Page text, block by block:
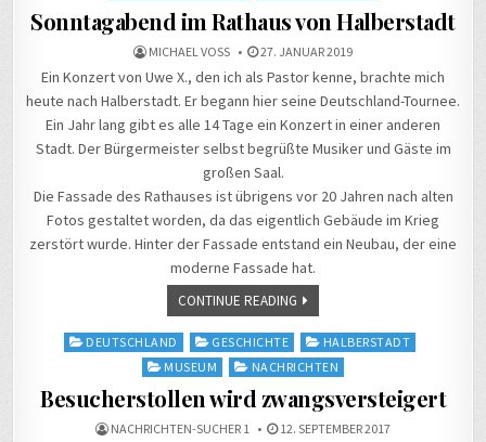
Sonntagabend im Rathaus von Halberstadt
MICHAEL VOSS 27. JANUAR 2019
Ein Konzert von Uwe X., den ich als Pastor kenne, brachte mich
heute nach Halberstadt. Er begann hier seine Deutschland-Tournee.
Ein Jahr lang gibt es alle 14 Tage ein Konzert in einer anderen
Stadt. Der Bürgermeister selbst begrüßte Musiker und Gäste im
großen Saal.
Die Fassade des Rathauses ist übrigens vor 20 Jahren nach alten
Fotos gestaltet worden, da das eigentlich Gebäude im Krieg
zerstört wurde. Hinter der Fassade entstand ein Neubau, der eine
moderne Fassade hat.
CONTINUE READING
Posted
DEUTSCHLAND GESCHICHTE
HALBERSTADT
MUSEUM
NACHRICHTEN
Besucherstollen wird zwangsversteigert
NACHRICHTEN-SUCHER 1 12. SEPTEMBER 2017